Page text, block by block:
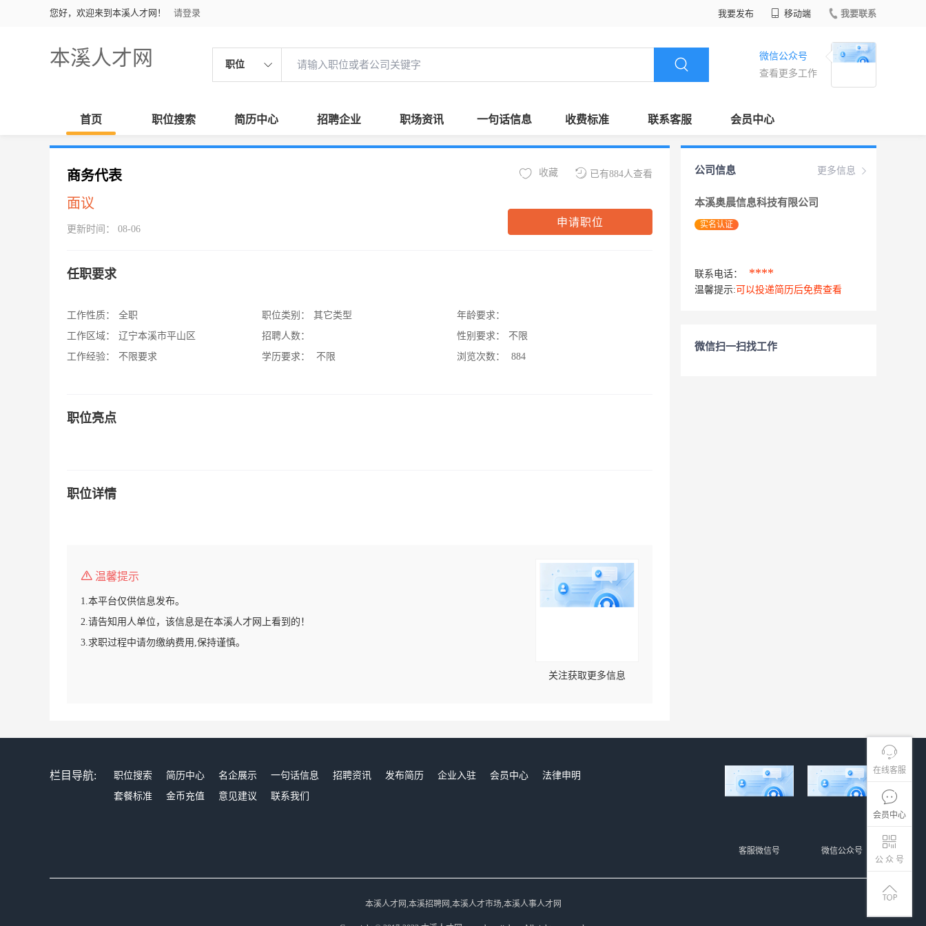
您好，欢迎来到本溪人才网！ 请登录 我要发布 移动端 我要联系
本溪人才网 职位
微信公众号
查看更多工作
首页 职位搜索 简历中心 招聘企业 职场资讯 一句话信息 收费标准 联系客服 会员中心
在线客服
会员中心
公 众 号
商务代表
面议
更新时间： 08-06
已有884人查看
收藏
申请职位
任职要求
工作性质：
全职
工作区域：
辽宁本溪市平山区
工作经验：
不限要求
职位类别：
其它类型
招聘人数：
学历要求：
不限
年龄要求：
性别要求：
不限
浏览次数：
884
职位亮点
职位详情
温馨提示
1.本平台仅供信息发布。
2.请告知用人单位，该信息是在本溪人才网上看到的！
3.求职过程中请勿缴纳费用,保持谨慎。
关注获取更多信息
更多信息
公司信息
本溪奥晨信息科技有限公司
实名认证
联系电话： ****
温馨提示: 可以投递简历后免费查看
微信扫一扫找工作
栏目导航: 职位搜索 简历中心 名企展示 一句话信息 招聘资讯 发布简历 企业入驻 会员中心
法律申明
套餐标准
金币充值 意见建议 联系我们
微信公众号
客服微信号
本溪人才网,本溪招聘网,本溪人才市场,本溪人事人才网